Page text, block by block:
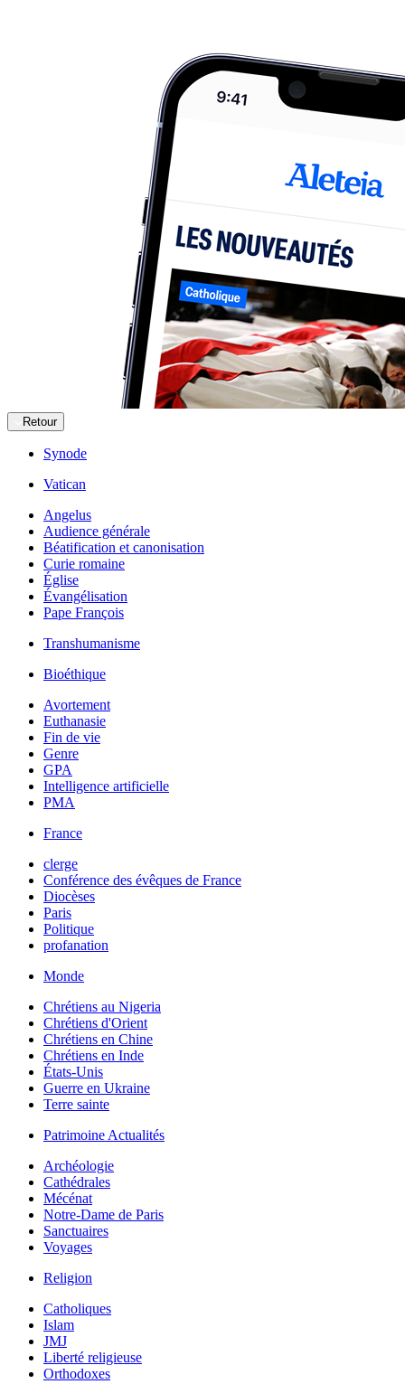
Retour
Synode
Vatican
Angelus
Audience générale
Béatification et canonisation
Curie romaine
Église
Évangélisation
Pape François
Transhumanisme
Bioéthique
Avortement
Euthanasie
Fin de vie
Genre
GPA
Intelligence artificielle
PMA
France
clerge
Conférence des évêques de France
Diocèses
Paris
Politique
profanation
Monde
Chrétiens au Nigeria
Chrétiens d'Orient
Chrétiens en Chine
Chrétiens en Inde
États-Unis
Guerre en Ukraine
Terre sainte
Patrimoine Actualités
Archéologie
Cathédrales
Mécénat
Notre-Dame de Paris
Sanctuaires
Voyages
Religion
Catholiques
Islam
JMJ
Liberté religieuse
Orthodoxes